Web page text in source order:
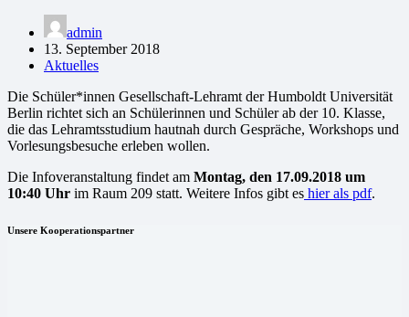
admin
13. September 2018
Aktuelles
Die Schüler*innen Gesellschaft-Lehramt der Humboldt Universität
Berlin richtet sich an Schülerinnen und Schüler ab der 10. Klasse,
die das Lehramtsstudium hautnah durch Gespräche, Workshops und
Vorlesungsbesuche erleben wollen.
Die Infoveranstaltung findet am Montag, den 17.09.2018 um
10:40 Uhr im Raum 209 statt. Weitere Infos gibt es hier als pdf.
Unsere Kooperationspartner